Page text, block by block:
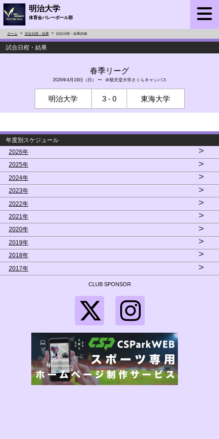
明治大学
体育会バレーボール部
ホーム 試合日程・結果 試合日程・結果詳細
試合日程・結果
春季リーグ
2026年4月19日（日） 〜 ＠順天堂大学さくらキャンパス
明治大学 3 - 0 東海大学
年度別スケジュール
2026年
>
2025年 >
2024年 >
2023年 >
2022年 >
2021年 >
2020年 >
2019年 >
2018年 >
2017年 >
CLUB SPONSOR